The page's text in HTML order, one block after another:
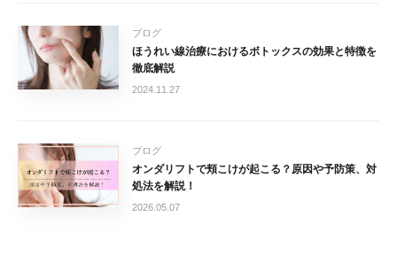
ブログ
ほうれい線治療におけるボトックスの効果と特徴を
徹底解説
2024.11.27
ブログ
オンダリフトで頬こけが起こる？原因や予防策、対
処法を解説！
2026.05.07